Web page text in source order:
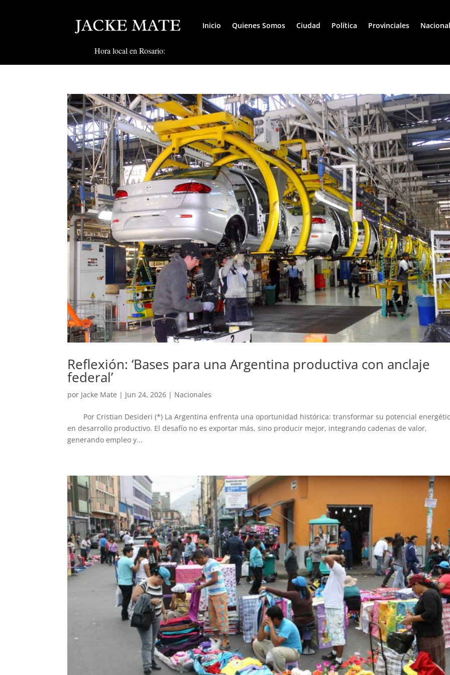
Inicio Quienes Somos Ciudad Política Provinciales
Hora local en Rosario:
Reflexión: ‘Bases para una Argentina productiva con anclaje
federal’
por Jacke Mate | Jun 24, 2026 | Nacionales
Por Cristian Desideri (*) La Argentina enfrenta una oportunidad histórica: transformar su potencial
en desarrollo productivo. El desafío no es exportar más, sino producir mejor, integrando cadenas de valor,
generando empleo y...